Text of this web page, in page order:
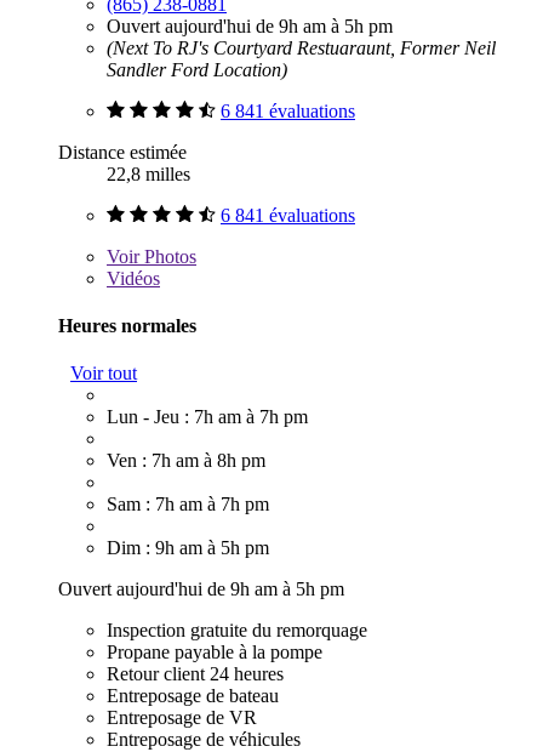
Ouvert aujourd'hui de 9h am à 5h pm
(Next To RJ's Courtyard Restuaraunt, Former Neil
Sandler Ford Location)
6 841 évaluations
Distance estimée
22,8 milles
6 841 évaluations
VoirPhotos
Vidéos
Heures normales
Voir tout
Lun - Jeu : 7h am à 7h pm
Ven : 7h am à 8h pm
Sam : 7h am à 7h pm
Dim : 9h am à 5h pm
Ouvert aujourd'hui de 9h am à 5h pm
Inspection gratuite du remorquage
Propane payable à la pompe
Retour client 24 heures
Entreposage de bateau
Entreposage de VR
Entreposage de véhicules